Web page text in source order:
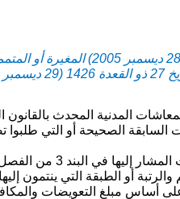
بتاريخ 26 ذي القعدة 1426 (28
المدنية المحدث بالقانون
كل سنة من الخدمات السابقة الصحيحة أو
أو الطبقة التي ينتمون إليها
مبلغ التعويضات